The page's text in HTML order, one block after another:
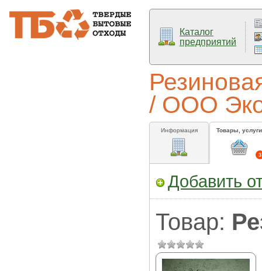
Каталог
предприятий
/ ООО
Информация
3
Товары, услуги
Добавить
Товар: